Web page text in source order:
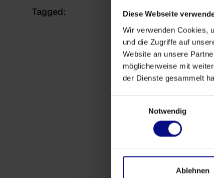
Diese Webseite
Wir verwenden Cookies,
und die Zugriffe auf
Website an unsere
möglicherweise mit
der Dienste gesammelt
Notwendig
Ablehnen
Tagged: